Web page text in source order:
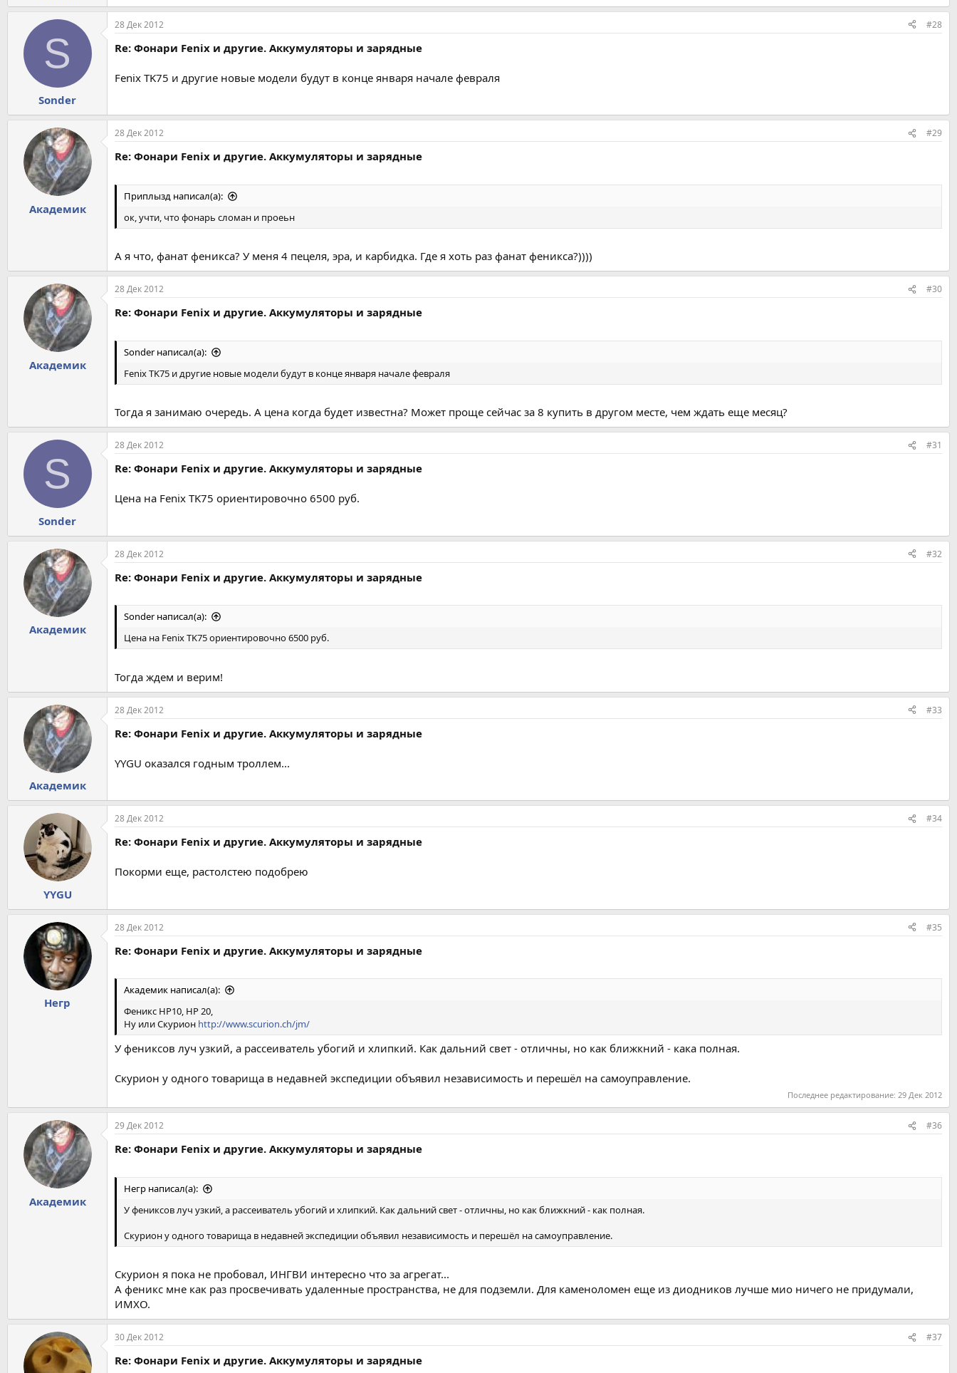
S
Sonder
28 Дек 2012 #28
Re: Фонари Fenix и другие. Аккумуляторы и зарядные
Fenix TK75 и другие новые модели будут в конце января начале февраля
Академик
28 Дек 2012 #29
Re: Фонари Fenix и другие. Аккумуляторы и зарядные
Приплызд написал(а):
ок, учти, что фонарь сломан и проеьн
А я что, фанат феникса? У меня 4 пецеля, эра, и карбидка. Где я хоть раз фанат феникса?))))
Академик
28 Дек 2012 #30
Re: Фонари Fenix и другие. Аккумуляторы и зарядные
Sonder написал(а):
Fenix TK75 и другие новые модели будут в конце января начале февраля
Тогда я занимаю очередь. А цена когда будет известна? Может проще сейчас за 8 купить в другом месте, чем ждать еще месяц?
S
Sonder
28 Дек 2012 #31
Re: Фонари Fenix и другие. Аккумуляторы и зарядные
Цена на Fenix TK75 ориентировочно 6500 руб.
Академик
28 Дек 2012 #32
Re: Фонари Fenix и другие. Аккумуляторы и зарядные
Sonder написал(а):
Цена на Fenix TK75 ориентировочно 6500 руб.
Тогда ждем и верим!
Академик
28 Дек 2012 #33
Re: Фонари Fenix и другие. Аккумуляторы и зарядные
YYGU оказался годным троллем...
YYGU
28 Дек 2012 #34
Re: Фонари Fenix и другие. Аккумуляторы и зарядные
Покорми еще, растолстею подобрею
Негр
28 Дек 2012 #35
Re: Фонари Fenix и другие. Аккумуляторы и зарядные
Академик написал(а):
Феникс НР10, НР 20,
Ну или Скурион http://www.scurion.ch/jm/
У фениксов луч узкий, а рассеиватель убогий и хлипкий. Как дальний свет - отличны, но как ближкний - кака полная.
Скурион у одного товарища в недавней экспедиции объявил независимость и перешёл на самоуправление.
Последнее редактирование: 29 Дек 2012
Академик
29 Дек 2012 #36
Re: Фонари Fenix и другие. Аккумуляторы и зарядные
Негр написал(а):
У фениксов луч узкий, а рассеиватель убогий и хлипкий. Как дальний свет - отличны, но как ближкний - как полная.
Скурион у одного товарища в недавней экспедиции объявил независимость и перешёл на самоуправление.
Скурион я пока не пробовал, ИНГВИ интересно что за агрегат...
А феникс мне как раз просвечивать удаленные пространства, не для подземли. Для каменоломен еще из диодников лучше мио ничего не придумали,
ИМХО.
30 Дек 2012 #37
Re: Фонари Fenix и другие. Аккумуляторы и зарядные